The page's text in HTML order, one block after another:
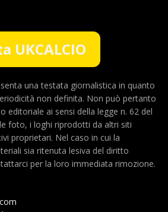
UKCALCIO
una testata giornalistica in quanto
non definita. Non può pertanto
editoriale ai sensi della legge n. 62 del
foto, i loghi riprodotti da altri siti
proprietari. Nel caso in cui la
sia ritenuta lesiva del diritto
per la loro immediata rimozione.